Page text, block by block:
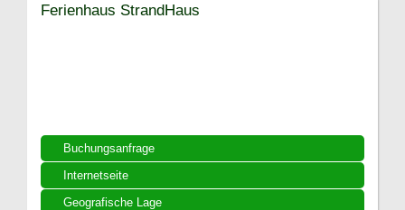
Buchungsanfrage
Internetseite
Geografische Lage
Ferienhaus StrandHaus